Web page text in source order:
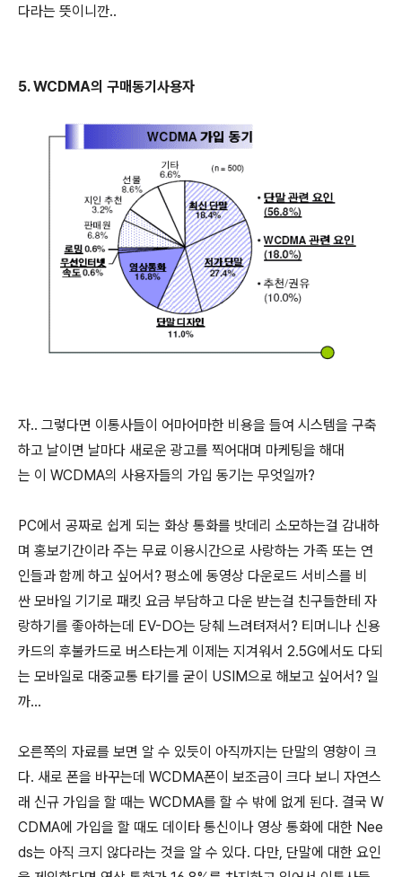
다라는 뜻이니깐..
5. WCDMA의 구매동기사용자
자.. 그렇다면 이통사들이 어마어마한 비용을 들여 시스템을 구축
하고 날이면 날마다 새로운 광고를 찍어대며 마케팅을 해대
는 이 WCDMA의 사용자들의 가입 동기는 무엇일까?
PC에서 공짜로 쉽게 되는 화상 통화를 밧데리 소모하는걸 감내하
며 홍보기간이라 주는 무료 이용시간으로 사랑하는 가족 또는 연
인들과 함께 하고 싶어서? 평소에 동영상 다운로드 서비스를 비
싼 모바일 기기로 패킷 요금 부담하고 다운 받는걸 친구들한테 자
랑하기를 좋아하는데 EV-DO는 당췌 느려텨져서? 티머니나 신용
카드의 후불카드로 버스타는게 이제는 지겨워서 2.5G에서도 다되
는 모바일로 대중교통 타기를 굳이 USIM으로 해보고 싶어서? 일
까...
오른쪽의 자료를 보면 알 수 있듯이 아직까지는 단말의 영향이 크
다. 새로 폰을 바꾸는데 WCDMA폰이 보조금이 크다 보니 자연스
래 신규 가입을 할 때는 WCDMA를 할 수 밖에 없게 된다. 결국 W
CDMA에 가입을 할 때도 데이타 통신이나 영상 통화에 대한 Nee
ds는 아직 크지 않다라는 것을 알 수 있다. 다만, 단말에 대한 요인